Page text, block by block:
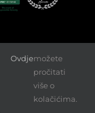
Ovdjemožete
pročitati
više o
kolačićima.